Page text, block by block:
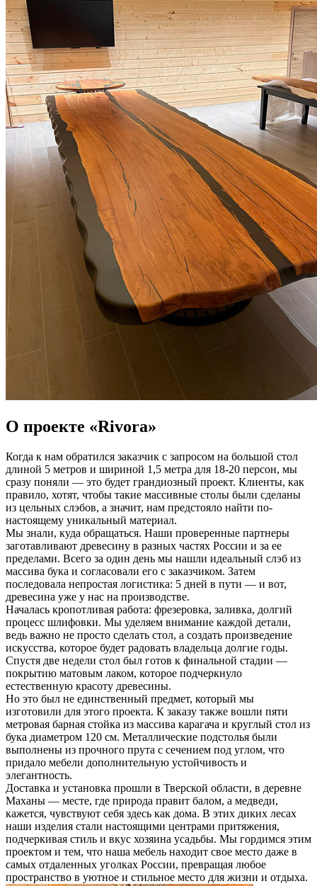
О проекте «Rivora»
Когда к нам обратился заказчик с запросом на большой стол
длиной 5 метров и шириной 1,5 метра для 18-20 персон, мы
сразу поняли — это будет грандиозный проект. Клиенты, как
правило, хотят, чтобы такие массивные столы были сделаны
из цельных слэбов, а значит, нам предстояло найти по-
настоящему уникальный материал.
Мы знали, куда обращаться. Наши проверенные партнеры
заготавливают древесину в разных частях России и за ее
пределами. Всего за один день мы нашли идеальный слэб из
массива бука и согласовали его с заказчиком. Затем
последовала непростая логистика: 5 дней в пути — и вот,
древесина уже у нас на производстве.
Началась кропотливая работа: фрезеровка, заливка, долгий
процесс шлифовки. Мы уделяем внимание каждой детали,
ведь важно не просто сделать стол, а создать произведение
искусства, которое будет радовать владельца долгие годы.
Спустя две недели стол был готов к финальной стадии —
покрытию матовым лаком, которое подчеркнуло
естественную красоту древесины.
Но это был не единственный предмет, который мы
изготовили для этого проекта. К заказу также вошли пяти
метровая барная стойка из массива карагача и круглый стол из
бука диаметром 120 см. Металлические подстолья были
выполнены из прочного прута с сечением под углом, что
придало мебели дополнительную устойчивость и
элегантность.
Доставка и установка прошли в Тверской области, в деревне
Маханы — месте, где природа правит балом, а медведи,
кажется, чувствуют себя здесь как дома. В этих диких лесах
наши изделия стали настоящими центрами притяжения,
подчеркивая стиль и вкус хозяина усадьбы. Мы гордимся этим
проектом и тем, что наша мебель находит свое место даже в
самых отдаленных уголках России, превращая любое
пространство в уютное и стильное место для жизни и отдыха.